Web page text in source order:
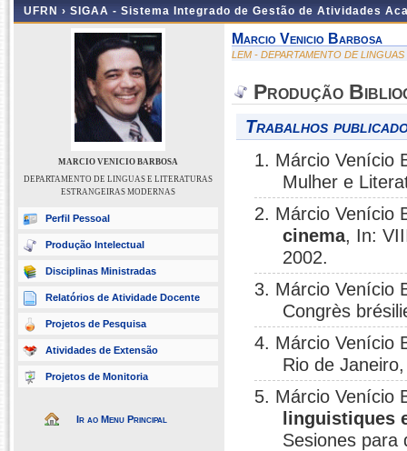
UFRN › SIGAA - Sistema Integrado de Gestão de Atividades
MARCIO VENICIO BARBOSA
DEPARTAMENTO DE LINGUAS E LITERATURAS
ESTRANGEIRAS MODERNAS
Perfil Pessoal
Produção Intelectual
Disciplinas Ministradas
Relatórios de Atividade Docente
Projetos de Pesquisa
Atividades de Extensão
Projetos de Monitoria
Ir ao Menu Principal
Marcio Venicio Barbosa
LEM - DEPARTAMENTO DE
Produção
Trabalhos
1. Márcio Venício
Mulher e
2. Márcio Venício
cinema, In:
2002.
3. Márcio Venício
Congrès
4. Márcio Venício
Rio de
5. Márcio Venício
linguistiques
Sesiones para